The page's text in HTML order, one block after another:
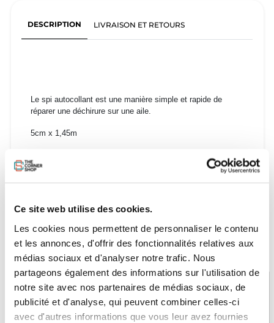
Ce site web utilise des cookies.
Les cookies nous permettent de personnaliser le contenu
et les annonces, d'offrir des fonctionnalités relatives aux
médias sociaux et d'analyser notre trafic. Nous
partageons également des informations sur l'utilisation de
notre site avec nos partenaires de médias sociaux, de
publicité et d'analyse, qui peuvent combiner celles-ci
avec d'autres informations que vous leur avez fournies
DESCRIPTION LIVRAISON ET RETOURS
Le spi autocollant est une manière simple et rapide de
réparer une déchirure sur une aile.
5cm x 1,45m
PAIEMENT SÉCURISÉ
STOCK EN TEMPS RÉEL